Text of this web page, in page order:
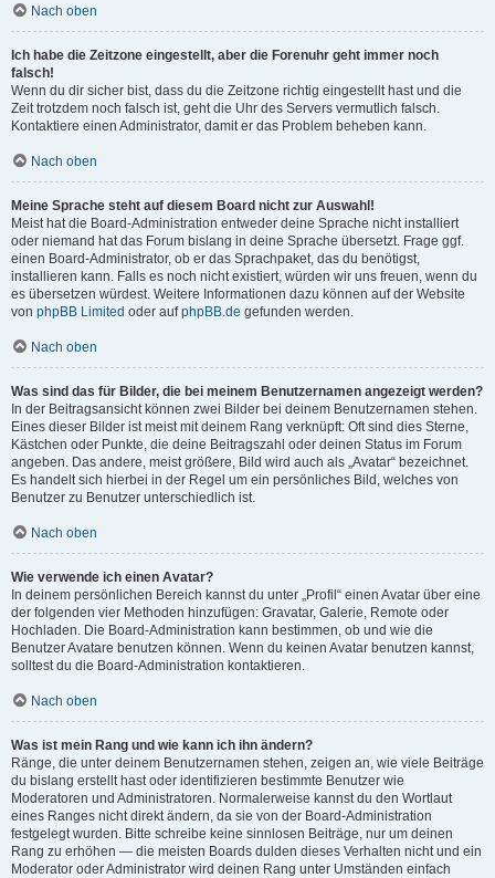
Nach oben
Ich habe die Zeitzone eingestellt, aber die Forenuhr geht immer noch
falsch!
Wenn du dir sicher bist, dass du die Zeitzone richtig eingestellt hast und die
Zeit trotzdem noch falsch ist, geht die Uhr des Servers vermutlich falsch.
Kontaktiere einen Administrator, damit er das Problem beheben kann.
Nach oben
Meine Sprache steht auf diesem Board nicht zur Auswahl!
Meist hat die Board-Administration entweder deine Sprache nicht installiert
oder niemand hat das Forum bislang in deine Sprache übersetzt. Frage ggf.
einen Board-Administrator, ob er das Sprachpaket, das du benötigst,
installieren kann. Falls es noch nicht existiert, würden wir uns freuen, wenn du
es übersetzen würdest. Weitere Informationen dazu können auf der Website
von phpBB Limited oder aufphpBB.de gefunden werden.
Nach oben
Was sind das für Bilder, die bei meinem Benutzernamen angezeigt werden?
In der Beitragsansicht können zwei Bilder bei deinem Benutzernamen stehen.
Eines dieser Bilder ist meist mit deinem Rang verknüpft: Oft sind dies Sterne,
Kästchen oder Punkte, die deine Beitragszahl oder deinen Status im Forum
angeben. Das andere, meist größere, Bild wird auch als „Avatar“ bezeichnet.
Es handelt sich hierbei in der Regel um ein persönliches Bild, welches von
Benutzer zu Benutzer unterschiedlich ist.
Nach oben
Wie verwende ich einen Avatar?
In deinem persönlichen Bereich kannst du unter „Profil“ einen Avatar über eine
der folgenden vier Methoden hinzufügen: Gravatar, Galerie, Remote oder
Hochladen. Die Board-Administration kann bestimmen, ob und wie die
Benutzer Avatare benutzen können. Wenn du keinen Avatar benutzen kannst,
solltest du die Board-Administration kontaktieren.
Nach oben
Was ist mein Rang und wie kann ich ihn ändern?
Ränge, die unter deinem Benutzernamen stehen, zeigen an, wie viele Beiträge
du bislang erstellt hast oder identifizieren bestimmte Benutzer wie
Moderatoren und Administratoren. Normalerweise kannst du den Wortlaut
eines Ranges nicht direkt ändern, da sie von der Board-Administration
festgelegt wurden. Bitte schreibe keine sinnlosen Beiträge, nur um deinen
Rang zu erhöhen — die meisten Boards dulden dieses Verhalten nicht und ein
Moderator oder Administrator wird deinen Rang unter Umständen einfach